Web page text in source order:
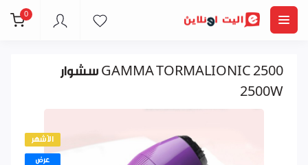
0
سشوار GAMMA TORMALIONIC 2500
2500W
الأشهر
عرض